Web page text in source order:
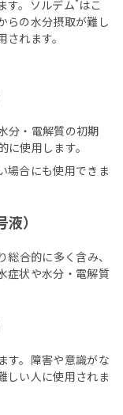
す。ソルデム はこ
らの水分摂取が難し
れます。
分・電解質の初期
使用します。
場合にも使用できま
）
総合的に多く含み、
症状や水分・電解質
す。障害や意識がな
しい人に使用されま